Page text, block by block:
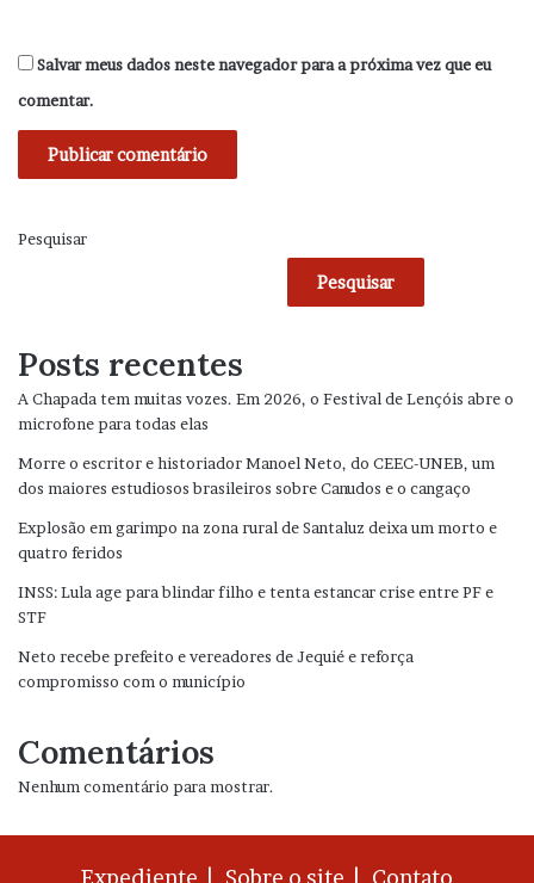
Salvar meus dados neste navegador para a próxima vez que eu
comentar.
Pesquisar
Pesquisar
Posts recentes
A Chapada tem muitas vozes. Em 2026, o Festival de Lençóis abre o
microfone para todas elas
Morre o escritor e historiador Manoel Neto, do CEEC-UNEB, um
dos maiores estudiosos brasileiros sobre Canudos e o cangaço
Explosão em garimpo na zona rural de Santaluz deixa um morto e
quatro feridos
INSS: Lula age para blindar filho e tenta estancar crise entre PF e
STF
Neto recebe prefeito e vereadores de Jequié e reforça
compromisso com o município
Comentários
Nenhum comentário para mostrar.
Expediente | Sobre o site | Contato